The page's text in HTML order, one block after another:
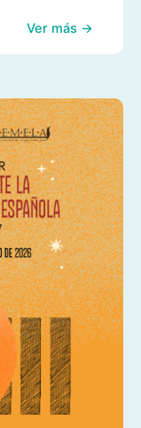
Ver más →